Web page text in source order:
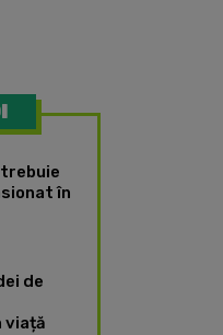
trebuie
în
de
viață